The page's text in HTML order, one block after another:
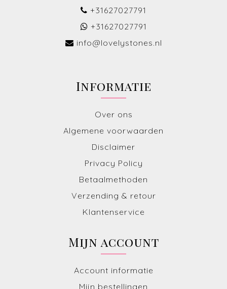
+31627027791
+31627027791
info@lovelystones.nl
Informatie
Over ons
Algemene voorwaarden
Disclaimer
Privacy Policy
Betaalmethoden
Verzending & retour
Klantenservice
Mijn account
Account informatie
Mijn bestellingen